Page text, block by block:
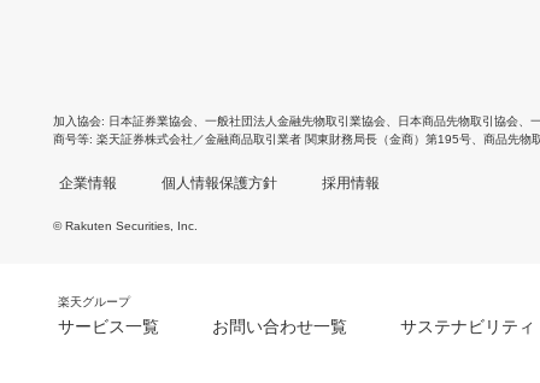
加入協会 日本証券業協会 一般社団法人金融先物取引業協会 日本商品先物取引協会
商号等 楽天証券株式会社／金融商品取引業者 関東財務局長（金商）第195号、商品先物
企業情報 個人情報保護方針 採用情報
© Rakuten Securities, Inc.
楽天グループ
サービス一覧 お問い合わせ一覧 サステナビリティ